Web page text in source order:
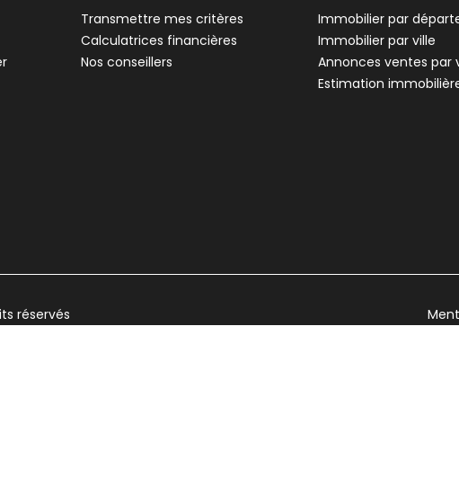
Transmettre mes critères
Calculatrices financières
Nos conseillers
Immobilier par
Immobilier par ville
Annonces ventes par
Estimation
réservés